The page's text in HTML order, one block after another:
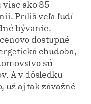
ako 85
Príliš veľa ľudí
bývanie.
dostupné
chudoba,
sú
A v dôsledku
už aj tak závažné